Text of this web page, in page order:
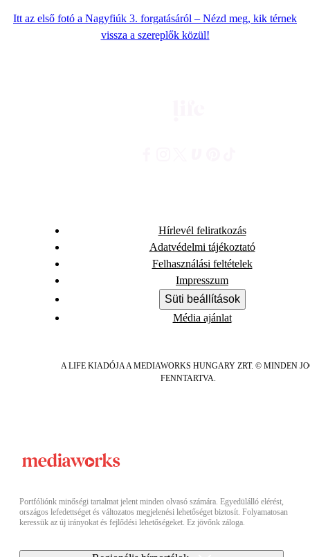
Itt az első fotó a Nagyfiúk 3. forgatásáról – Nézd meg, kik térnek
vissza a szereplők közül!
Hírlevél feliratkozás
Adatvédelmi tájékoztató
Felhasználási feltételek
Impresszum
Süti beállítások
Média ajánlat
A LIFE KIADÓJA A MEDIAWORKS HUNGARY ZRT. © MINDEN
FENNTARTVA.
Portfóliónk minőségi tartalmat jelent minden olvasó számára. Egyedülálló elérést,
országos lefedettséget és változatos megjelenési lehetőséget biztosít. Folyamatosan
keressük az új irányokat és fejlődési lehetőségeket. Ez jövőnk záloga.